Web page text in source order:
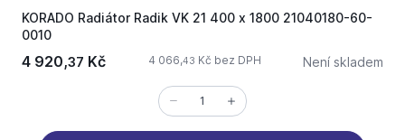
KORADO Radiátor Radik VK 21 400 x 1800 21040180-60-
0010
4 920,37 Kč 4 066,43 Kč bez DPH Není skladem